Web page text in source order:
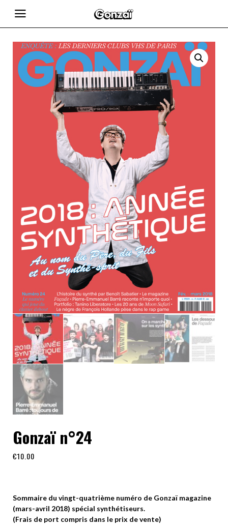
Gonzaï n°24
€10.00
Sommaire du vingt-quatrième numéro de Gonzaï magazine
(mars-avril 2018) spécial synthétiseurs.
(Frais de port compris dans le prix de vente)